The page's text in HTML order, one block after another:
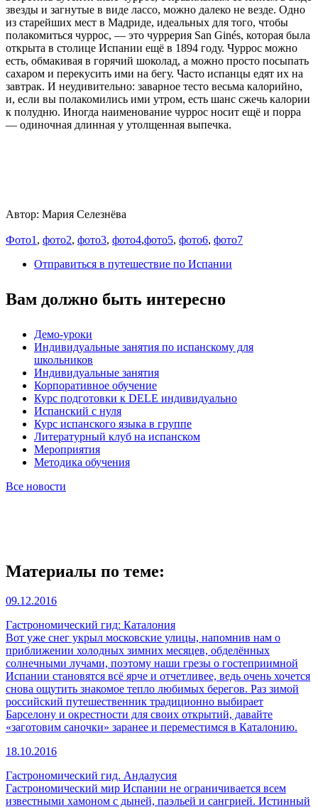
звезды и загнутые в виде лассо, можно далеко не везде. Одно
из старейших мест в Мадриде, идеальных для того, чтобы
полакомиться чуррос, — это чуррерия San Ginés, которая была
открыта в столице Испании ещё в 1894 году. Чуррос можно
есть, обмакивая в горячий шоколад, а можно просто посыпать
сахаром и перекусить ими на бегу. Часто испанцы едят их на
завтрак. И неудивительно: заварное тесто весьма калорийно,
и, если вы полакомились ими утром, есть шанс сжечь калории
к полудню. Иногда наименование чуррос носит ещё и порра
— одиночная длинная у утолщенная выпечка.
Автор: Мария Селезнёва
Фото1 , фото2, фото3, фото4,фото5, фото6, фото7
Отправиться в путешествие по Испании
Вам должно быть интересно
Демо-уроки
Индивидуальные занятия по испанскому для
школьников
Индивидуальные занятия
Корпоративное обучение
Курс подготовки к DELE индивидуально
Испанский с нуля
Курс испанского языка в группе
Литературный клуб на испанском
Мероприятия
Методика обучения
Все новости
Материалы по теме:
09.12.2016
Гастрономический гид: Каталония
Вот уже снег укрыл московские улицы, напомнив нам о
приближении холодных зимних месяцев, обделённых
солнечными лучами, поэтому наши грезы о гостеприимной
Испании становятся всё ярче и отчетливее, ведь очень хочется
снова ощутить знакомое тепло любимых берегов. Раз зимой
российский путешественник традиционно выбирает
Барселону и окрестности для своих открытий, давайте
«заготовим саночки» заранее и переместимся в Каталонию.
18.10.2016
Гастрономический гид. Андалусия
Гастрономический мир Испании не ограничивается всем
известными хамоном с дыней, паэльей и сангрией. Истинный